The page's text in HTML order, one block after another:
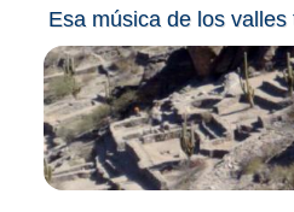
Esa música de los valles